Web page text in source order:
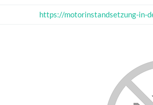
https://motorinstandsetzung-in-